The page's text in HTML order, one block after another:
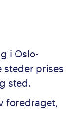
i Oslo-
steder prises
sted.
foredraget,